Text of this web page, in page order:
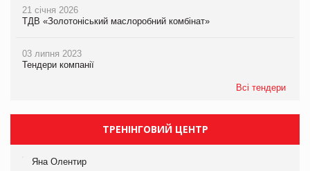
21 січня 2026
ТДВ «Золотоніський маслоробний комбінат»
03 липня 2023
Тендери компанії
Всі тендери
ТРЕНІНГОВИЙ ЦЕНТР
Яна Олентир